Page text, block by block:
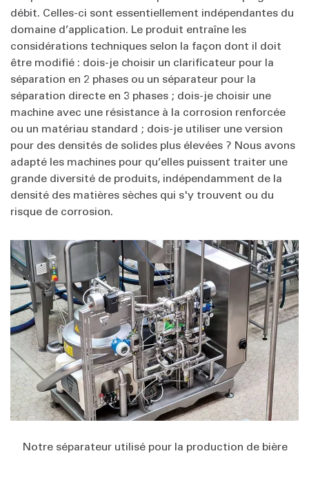
débit. Celles-ci sont essentiellement indépendantes du
domaine d’application. Le produit entraîne les
considérations techniques selon la façon dont il doit
être modifié : dois-je choisir un clarificateur pour la
séparation en 2 phases ou un séparateur pour la
séparation directe en 3 phases ; dois-je choisir une
machine avec une résistance à la corrosion renforcée
ou un matériau standard ; dois-je utiliser une version
pour des densités de solides plus élevées ? Nous avons
adapté les machines pour qu’elles puissent traiter une
grande diversité de produits, indépendamment de la
densité des matières sèches qui s'y trouvent ou du
risque de corrosion.
Notre séparateur utilisé pour la production de bière